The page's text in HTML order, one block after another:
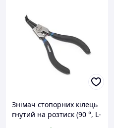
Знімач стопорних кілець
гнутий на розтиск (90 °, L-